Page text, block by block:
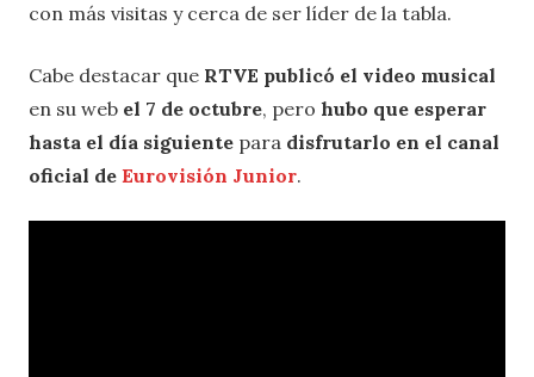
con más visitas y cerca de ser líder de la tabla.
Cabe destacar que RTVE publicó el video musical
en su web el 7 de octubre, pero hubo que esperar
hasta el día siguiente para disfrutarlo en el canal
oficial de Eurovisión Junior.